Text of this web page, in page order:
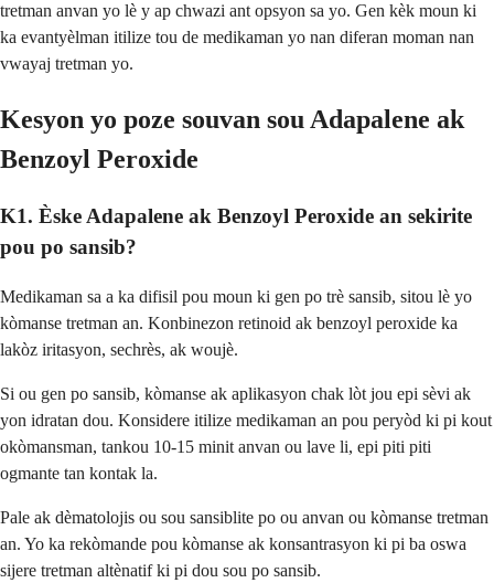
tretman anvan yo lè y ap chwazi ant opsyon sa yo. Gen kèk moun ki
ka evantyèlman itilize tou de medikaman yo nan diferan moman nan
vwayaj tretman yo.
Kesyon yo poze souvan sou Adapalene ak
Benzoyl Peroxide
K1. Èske Adapalene ak Benzoyl Peroxide an sekirite
pou po sansib?
Medikaman sa a ka difisil pou moun ki gen po trè sansib, sitou lè yo
kòmanse tretman an. Konbinezon retinoid ak benzoyl peroxide ka
lakòz iritasyon, sechrès, ak woujè.
Si ou gen po sansib, kòmanse ak aplikasyon chak lòt jou epi sèvi ak
yon idratan dou. Konsidere itilize medikaman an pou peryòd ki pi kout
okòmansman, tankou 10-15 minit anvan ou lave li, epi piti piti
ogmante tan kontak la.
Pale ak dèmatolojis ou sou sansiblite po ou anvan ou kòmanse tretman
an. Yo ka rekòmande pou kòmanse ak konsantrasyon ki pi ba oswa
sijere tretman altènatif ki pi dou sou po sansib.